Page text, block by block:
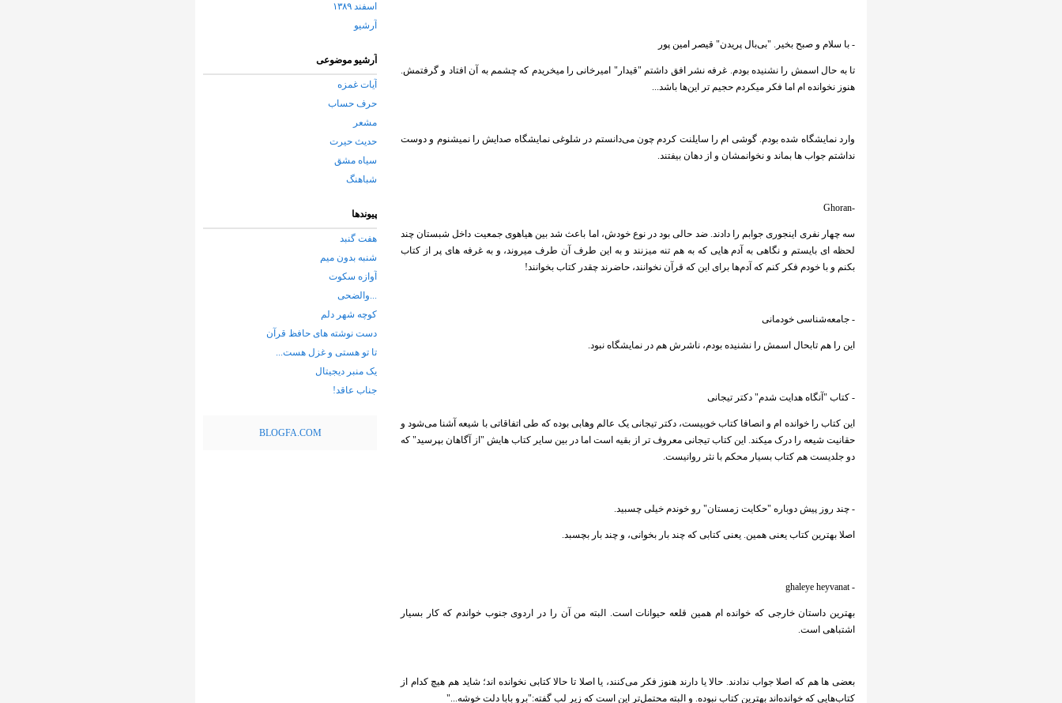
- با سلام و صبح بخیر. "بی‌بال پریدن" قیصر امین پور
تا به حال اسمش را نشنیده بودم. غرفه نشر افق داشتم "قیدار" امیرخانی را میخریدم که چشمم به آن افتاد و گرفتمش.
هنوز نخوانده ام اما فکر میکردم حجیم تر این‌ها باشد...
وارد نمایشگاه شده بودم. گوشی ام را سایلنت کردم چون می‌دانستم در شلوغی نمایشگاه صدایش را نمیشنوم و دوست
نداشتم جواب ها بماند و نخوانمشان و از دهان بیفتند.
-Ghoran
سه چهار نفری اینجوری جوابم را دادند. ضد حالی بود در نوع خودش، اما باعث شد بین هیاهوی جمعیت داخل شبستان چند
لحظه ای بایستم و نگاهی به آدم هایی که به هم تنه میزنند و به این طرف آن طرف میروند، و به غرفه های پر از کتاب
بکنم و با خودم فکر کنم که آدم‌ها برای این که قرآن نخوانند، حاضرند چقدر کتاب بخوانند!
- جامعه‌شناسی خودمانی
این را هم تابحال اسمش را نشنیده بودم، ناشرش هم در نمایشگاه نبود.
- کتاب "آنگاه هدایت شدم" دکتر تیجانی
این کتاب را خوانده ام و انصافا کتاب خوبیست، دکتر تیجانی یک عالم وهابی بوده که طی اتفاقاتی با شیعه آشنا می‌شود و
حقانیت شیعه را درک میکند. این کتاب تیجانی معروف تر از بقیه است اما در بین سایر کتاب هایش "از آگاهان بپرسید" که
دو جلدیست هم کتاب بسیار محکم با نثر روانیست.
- چند روز پیش دوباره "حکایت زمستان" رو خوندم خیلی چسبید.
اصلا بهترین کتاب یعنی همین. یعنی کتابی که چند بار بخوانی، و چند بار بچسبد.
- ghaleye heyvanat
بهترین داستان خارجی که خوانده ام همین قلعه حیوانات است. البته من آن را در اردوی جنوب خواندم که کار بسیار
اشتباهی است.
بعضی ها هم که اصلا جواب ندادند. حالا یا دارند هنوز فکر می‌کنند، یا اصلا تا حالا کتابی نخوانده اند؛ شاید هم هیچ کدام از
کتاب‌هایی که خوانده‌اند بهترین کتاب نبوده. و البته محتمل‌تر این است که زیر لب گفته‌:"برو بابا دلت خوشه..."
اسفند ۱۳۸۹
آرشيو
آرشیو موضوعی
آیات غمزه
حرف حساب
مشعر
حدیث حیرت
سیاه مشق
شباهنگ
پیوندها
هفت گنبد
شنبه بدون میم
آوازه سکوت
...والضحی
کوچه شهر دلم
دست نوشته های حافظ قرآن
تا تو هستی و غزل هست...
یک منبر دیجیتال
جناب عاقد!
BLOGFA.COM